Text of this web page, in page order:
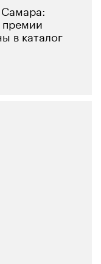
премии
в каталог